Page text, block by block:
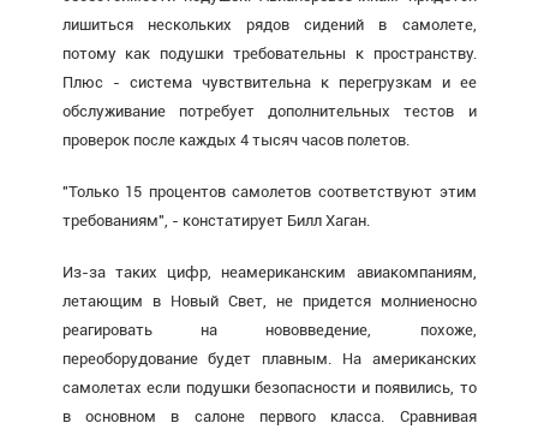
лишиться нескольких рядов сидений в самолете,
потому как подушки требовательны к пространству.
Плюс - система чувствительна к перегрузкам и ее
обслуживание потребует дополнительных тестов и
проверок после каждых 4 тысяч часов полетов.
"Только 15 процентов самолетов соответствуют этим
требованиям", - констатирует Билл Хаган.
Из-за таких цифр, неамериканским авиакомпаниям,
летающим в Новый Свет, не придется молниеносно
реагировать на нововведение, похоже,
переоборудование будет плавным. На американских
самолетах если подушки безопасности и появились, то
в основном в салоне первого класса. Сравнивая